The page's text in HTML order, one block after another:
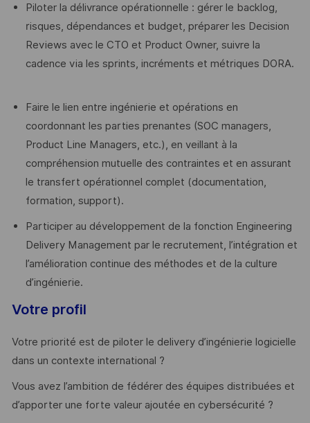
Piloter la délivrance opérationnelle : gérer le backlog,
risques, dépendances et budget, préparer les Decision
Reviews avec le CTO et Product Owner, suivre la
cadence via les sprints, incréments et métriques DORA.
Faire le lien entre ingénierie et opérations en
coordonnant les parties prenantes (SOC managers,
Product Line Managers, etc.), en veillant à la
compréhension mutuelle des contraintes et en assurant
le transfert opérationnel complet (documentation,
formation, support).
Participer au développement de la fonction Engineering
Delivery Management par le recrutement, l’intégration et
l’amélioration continue des méthodes et de la culture
d’ingénierie.
Votre profil
Votre priorité est de piloter le delivery d’ingénierie logicielle
dans un contexte international ?
Vous avez l’ambition de fédérer des équipes distribuées et
d’apporter une forte valeur ajoutée en cybersécurité ?